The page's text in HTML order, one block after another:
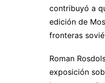
contribuyó a
edición de
fronteras
Roman
exposición